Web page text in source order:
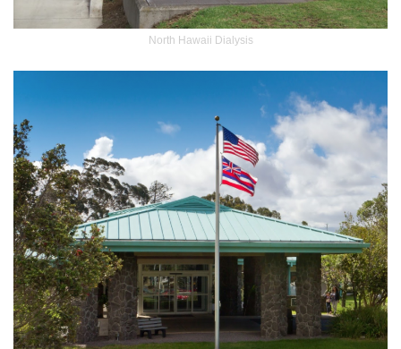
North Hawaii Dialysis